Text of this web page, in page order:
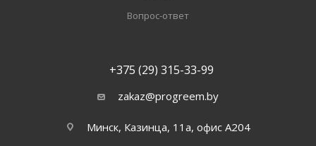
Вопрос-ответ
+375 (29) 315-33-99
zakaz@progreem.by
Минск, Казинца, 11а, офис А204